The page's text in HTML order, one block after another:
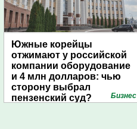
Южные корейцы
отжимают у российской
компании оборудование
и 4 млн долларов: чью
сторону выбрал
пензенский суд?
Бизнес